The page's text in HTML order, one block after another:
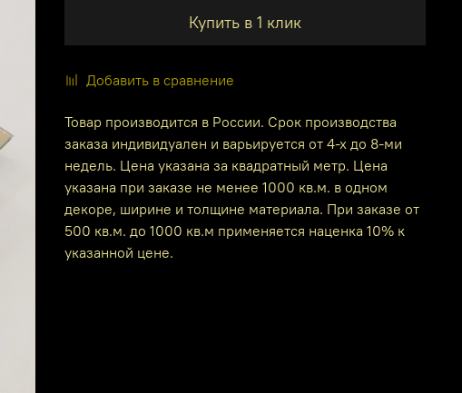
Купить в 1 клик
Добавить в сравнение
Товар производится в России. Срок производства
заказа индивидуален и варьируется от 4-х до 8-ми
недель. Цена указана за квадратный метр. Цена
указана при заказе не менее 1000 кв.м. в одном
декоре, ширине и толщине материала. При заказе от
500 кв.м. до 1000 кв.м применяется наценка 10% к
указанной цене.